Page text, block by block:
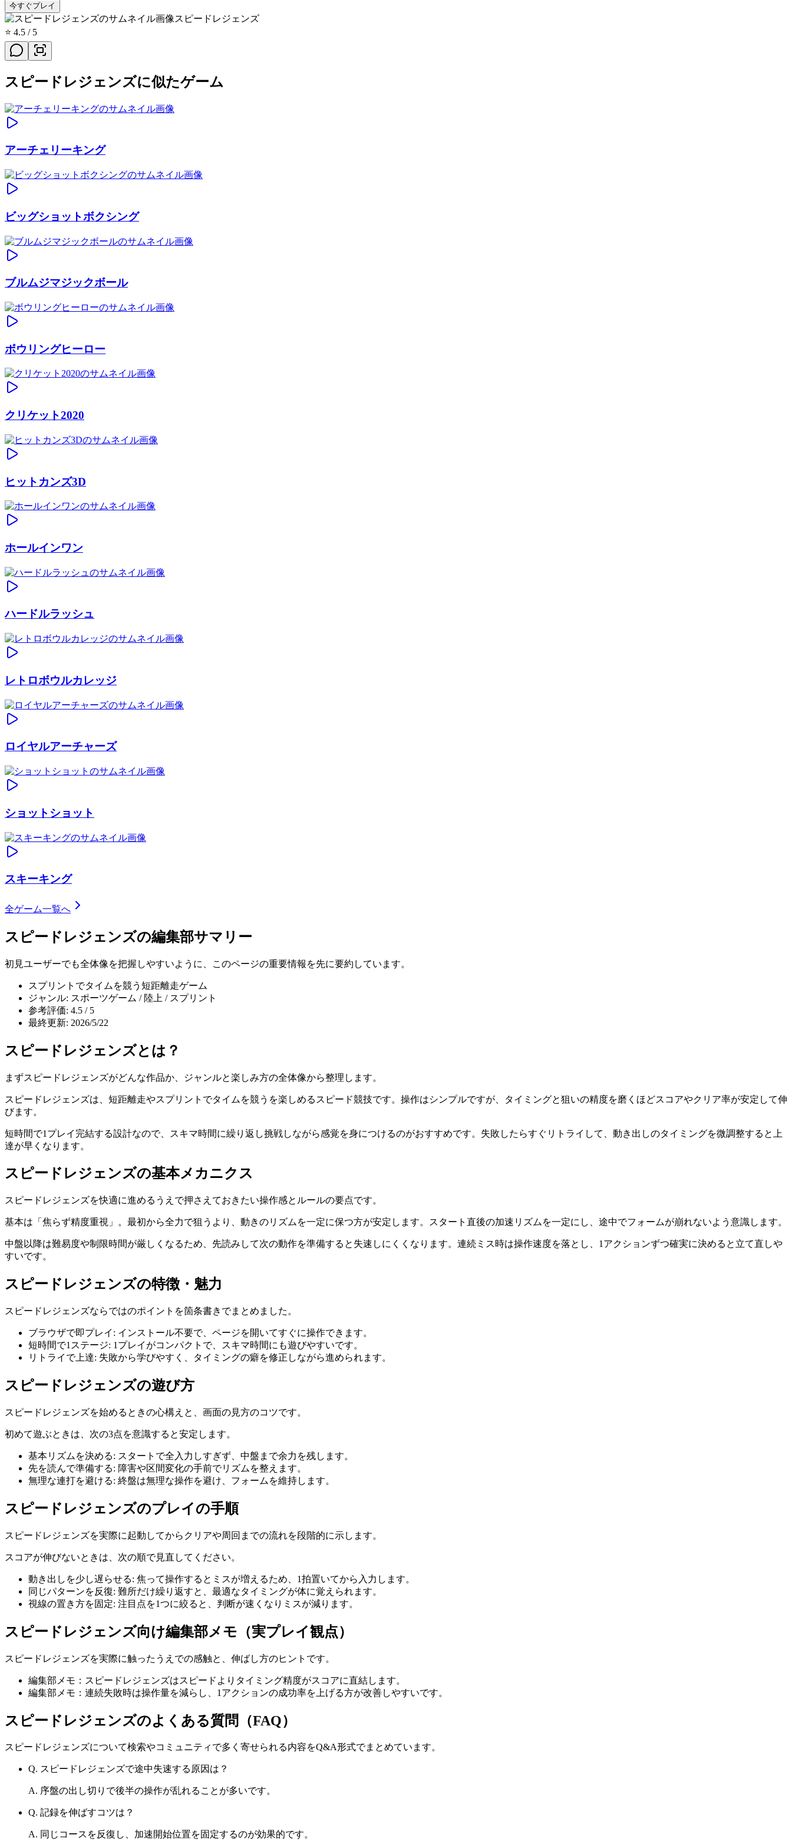
今すぐプレイ
スピードレジェンズ
⭐ 4.5 / 5
スピードレジェンズに似たゲーム
アーチェリーキング
ビッグショットボクシング
ブルムジマジックボール
ボウリングヒーロー
クリケット2020
ヒットカンズ3D
ホールインワン
ハードルラッシュ
レトロボウルカレッジ
ロイヤルアーチャーズ
ショットショット
スキーキング
全ゲーム一覧へ
スピードレジェンズの編集部サマリー
初見ユーザーでも全体像を把握しやすいように、このページの重要情報を先に要約しています。
スプリントでタイムを競う短距離走ゲーム
ジャンル: スポーツゲーム / 陸上 / スプリント
参考評価: 4.5 / 5
最終更新: 2026/5/22
スピードレジェンズとは？
まずスピードレジェンズがどんな作品か、ジャンルと楽しみ方の全体像から整理します。
スピードレジェンズは、短距離走やスプリントでタイムを競うを楽しめるスピード競技です。操作はシンプルですが、タイミングと狙いの精度を磨くほどスコアやクリア率が安定して伸
びます。
短時間で1プレイ完結する設計なので、スキマ時間に繰り返し挑戦しながら感覚を身につけるのがおすすめです。失敗したらすぐリトライして、動き出しのタイミングを微調整すると上
達が早くなります。
スピードレジェンズの基本メカニクス
スピードレジェンズを快適に進めるうえで押さえておきたい操作感とルールの要点です。
基本は「焦らず精度重視」。最初から全力で狙うより、動きのリズムを一定に保つ方が安定します。スタート直後の加速リズムを一定にし、途中でフォームが崩れないよう意識します。
中盤以降は難易度や制限時間が厳しくなるため、先読みして次の動作を準備すると失速しにくくなります。連続ミス時は操作速度を落とし、1アクションずつ確実に決めると立て直しや
すいです。
スピードレジェンズの特徴・魅力
スピードレジェンズならではのポイントを箇条書きでまとめました。
ブラウザで即プレイ : インストール不要で、ページを開いてすぐに操作できます。
短時間で1ステージ: 1プレイがコンパクトで、スキマ時間にも遊びやすいです。
リトライで上達: 失敗から学びやすく、タイミングの癖を修正しながら進められます。
スピードレジェンズの遊び方
スピードレジェンズを始めるときの心構えと、画面の見方のコツです。
初めて遊ぶときは、次の3点を意識すると安定します。
基本リズムを決める: スタートで全入力しすぎず、中盤まで余力を残します。
先を読んで準備する: 障害や区間変化の手前でリズムを整えます。
無理な連打を避ける: 終盤は無理な操作を避け、フォームを維持します。
スピードレジェンズのプレイの手順
スピードレジェンズを実際に起動してからクリアや周回までの流れを段階的に示します。
スコアが伸びないときは、次の順で見直してください。
動き出しを少し遅らせる: 焦って操作するとミスが増えるため、1拍置いてから入力します。
同じパターンを反復: 難所だけ繰り返すと、最適なタイミングが体に覚えられます。
視線の置き方を固定: 注目点を1つに絞ると、判断が速くなりミスが減ります。
スピードレジェンズ向け編集部メモ（実プレイ観点）
スピードレジェンズを実際に触ったうえでの感触と、伸ばし方のヒントです。
編集部メモ：スピードレジェンズはスピードよりタイミング精度がスコアに直結します。
編集部メモ：連続失敗時は操作量を減らし、1アクションの成功率を上げる方が改善しやすいです。
スピードレジェンズのよくある質問（FAQ）
スピードレジェンズについて検索やコミュニティで多く寄せられる内容をQ&A形式でまとめています。
Q. スピードレジェンズで途中失速する原因は？
A. 序盤の出し切りで後半の操作が乱れることが多いです。
Q. 記録を伸ばすコツは？
A. 同じコースを反復し、加速開始位置を固定するのが効果的です。